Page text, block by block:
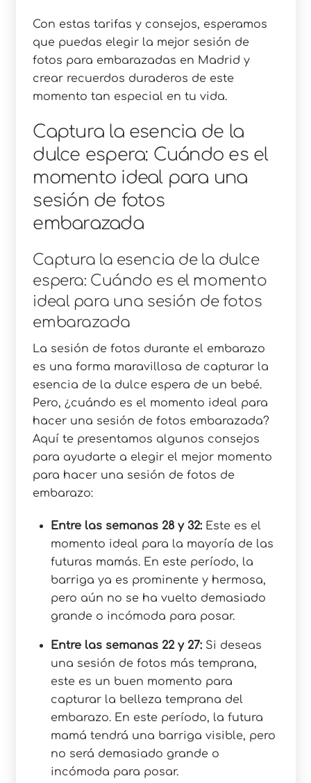
Con estas tarifas y consejos, esperamos
que puedas elegir la mejor sesión de
fotos para embarazadas en Madrid y
crear recuerdos duraderos de este
momento tan especial en tu vida.
Captura la esencia de la
dulce espera: Cuándo es el
momento ideal para una
sesión de fotos
embarazada
Captura la esencia de la dulce
espera: Cuándo es el momento
ideal para una sesión de fotos
embarazada
La sesión de fotos durante el embarazo
es una forma maravillosa de capturar la
esencia de la dulce espera de un bebé.
Pero, ¿cuándo es el momento ideal para
hacer una sesión de fotos embarazada?
Aquí te presentamos algunos consejos
para ayudarte a elegir el mejor momento
para hacer una sesión de fotos de
embarazo:
Entre las semanas 28 y 32: Este es el
momento ideal para la mayoría de las
futuras mamás. En este período, la
barriga ya es prominente y hermosa,
pero aún no se ha vuelto demasiado
grande o incómoda para posar.
Entre las semanas 22 y 27: Si deseas
una sesión de fotos más temprana,
este es un buen momento para
capturar la belleza temprana del
embarazo. En este período, la futura
mamá tendrá una barriga visible, pero
no será demasiado grande o
incómoda para posar.